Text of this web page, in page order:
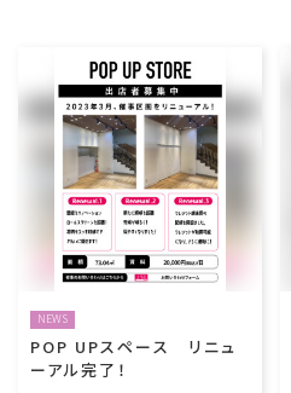
NEWS
POP UPスペース リニュ
ーアル完了！